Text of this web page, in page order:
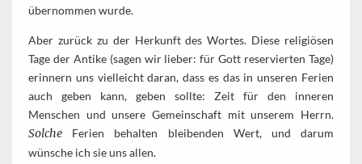
übernommen wurde.
Aber zurück zu der Herkunft des Wortes. Diese religiösen
Tage der Antike (sagen wir lieber: für Gott reservierten Tage)
erinnern uns vielleicht daran, dass es das in unseren Ferien
auch geben kann, geben sollte: Zeit für den inneren
Menschen und unsere Gemeinschaft mit unserem Herrn.
Solche Ferien behalten bleibenden Wert, und darum
wünsche ich sie uns allen.